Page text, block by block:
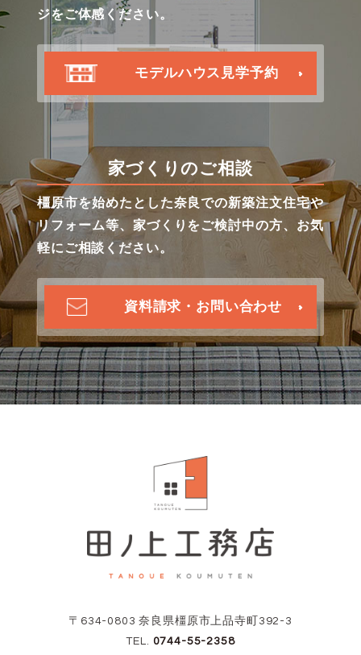
ジをご体感ください。
モデルハウス見学予約
家づくりのご相談
橿原市を始めたとした奈良での新築注文住宅や
リフォーム等、家づくりをご検討中の方、お気
軽にご相談ください。
資料請求・お問い合わせ
〒634-0803 奈良県橿原市上品寺町392-3
TEL. 0744-55-2358